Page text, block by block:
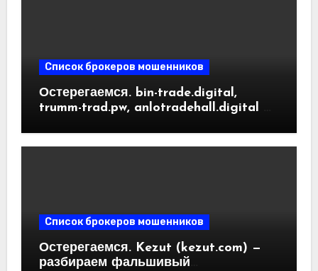
Список брокеров мошенников
Остерегаемся. bin-trade.digital,
trumm-trad.pw, anlotradehall.digital —
криптобирж. Как вернуть деньги.
Список брокеров мошенников
Остерегаемся. Kezut (kezut.com) —
разбираем фальшивый